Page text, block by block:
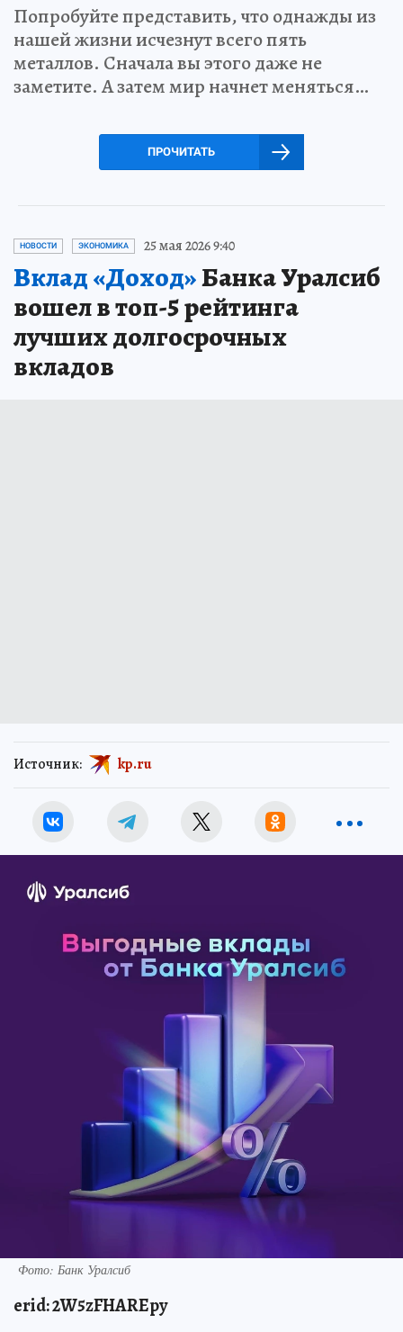
Попробуйте представить, что однажды из
нашей жизни исчезнут всего пять
металлов. Сначала вы этого даже не
заметите. А затем мир начнет меняться…
ПРОЧИТАТЬ
НОВОСТИ ЭКОНОМИКА 25 мая 2026 9:40
Вклад «Доход»Банка Уралсиб
вошел в топ-5 рейтинга
лучших долгосрочных
вкладов
Источник: kp.ru
Фото: Банк Уралсиб
erid: 2W5zFHAREpy